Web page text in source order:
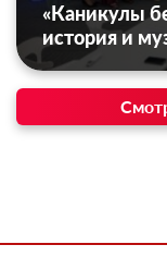
«Каникулы
история и